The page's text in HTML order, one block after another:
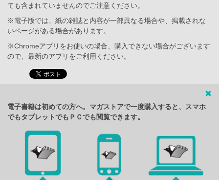
ても含まれていませんのでご注意ください。
※電子版では、紙の雑誌と内容が一部異なる場合や、掲載されな
いページがある場合があります。
※Chromeアプリをお使いの場合、購入できない場合がございます
ので、最新のアプリをご利用ください。
電子書籍は初めての方へ。マガストアで一度購入すると、スマホ
でもタブレットでもＰＣでも閲覧できます。